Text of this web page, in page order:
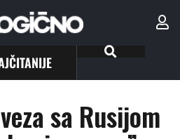
sa Rusijom